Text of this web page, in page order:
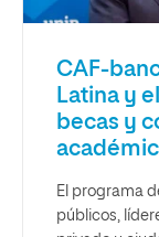
CAF-
Latina y
becas y
El programa
públicos,